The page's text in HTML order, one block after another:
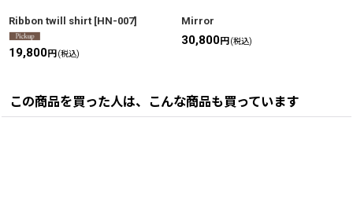
Ribbon twill shirt [HN-007]
19,800円(税込)
Mirror
30,800円(税込)
この商品を買った人は、こんな商品も買っています